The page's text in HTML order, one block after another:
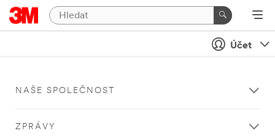
Účet
NAŠE SPOLEČNOST
ZPRÁVY